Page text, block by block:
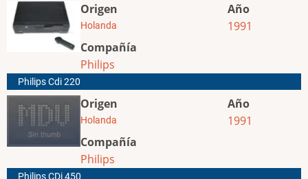
Origen
Holanda
Compañía
Philips
Año
1991
Philips Cdi 220
Origen
Holanda
Compañía
Philips
Año
1991
Philips CDi 450